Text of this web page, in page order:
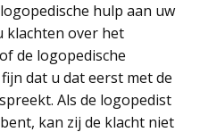
hulp aan uw
klachten over het
de logopedische
dat u dat eerst met de
Als de logopedist
kan zij de klacht niet